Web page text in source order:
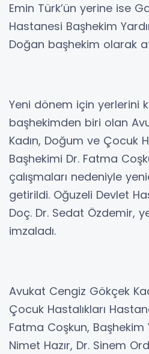
Emin Türk’ün yerine ise
Hastanesi Başhekim
Doğan başhekim olarak
Yeni dönem için yerlerini
başhekimden biri olan
Kadın, Doğum ve Çocuk
Başhekimi Dr. Fatma
çalışmaları nedeniyle
getirildi. Oğuzeli Devlet
Doç. Dr. Sedat Özdemir,
imzaladı.
Avukat Cengiz Gökçek
Çocuk Hastalıkları
Fatma Coşkun, Başhekim
Nimet Hazır, Dr. Sinem